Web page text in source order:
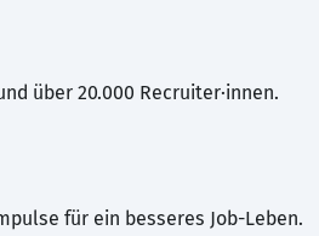
über 20.000 Recruiter·innen.
für ein besseres Job-Leben.